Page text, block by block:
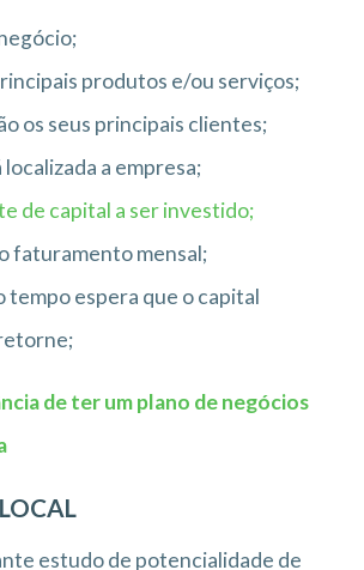
produtos e/ou serviços;
os seus principais clientes;
a empresa;
de capital a ser investido;
faturamento mensal;
tempo espera que o capital
de ter um plano de negócios
estudo de potencialidade de